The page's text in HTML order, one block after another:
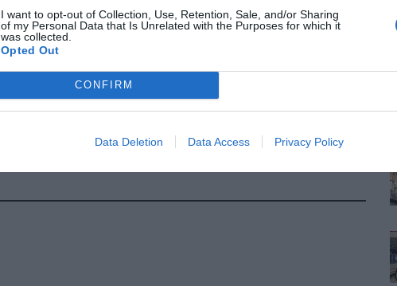
I want to opt-out of Collection, Use, Retention, Sale, and/or Sharing
of my Personal Data that Is Unrelated with the Purposes for which it
was collected.
Opted Out
CONFIRM
Data Deletion Data Access Privacy Policy